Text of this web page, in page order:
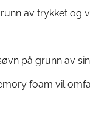
av trykket og
på grunn av
foam vil